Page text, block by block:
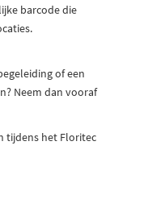
barcode die
of een
Neem dan vooraf
tijdens het Floritec